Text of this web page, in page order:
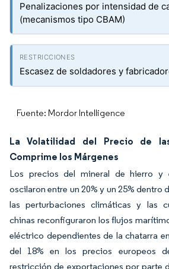
Penalizaciones por intensidad de
(mecanismos tipo CBAM)
Escasez de soldadores y
Fuente: Mordor Intelligence
La Volatilidad del Precio de
Comprime los Márgenes
Los precios del mineral de hierro y
oscilaron entre un 20% y un 25% dentro
las perturbaciones climáticas y las
chinas reconfiguraron los flujos
eléctrico dependientes de la chatarra
del 18% en los precios europeos
restricción de exportaciones por parte